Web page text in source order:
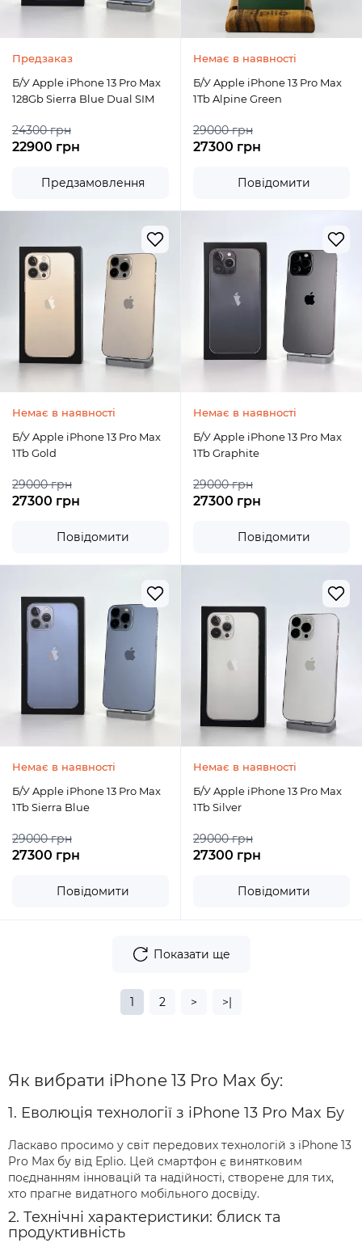
Предзаказ
Б/У Apple iPhone 13 Pro Max
128Gb Sierra Blue Dual SIM
24300 грн
22900 грн
Предзамовлення
Немає в наявності
Б/У Apple iPhone 13 Pro Max
1Tb Alpine Green
29000 грн
27300 грн
Повідомити
Немає в наявності
Б/У Apple iPhone 13 Pro Max
1Tb Gold
29000 грн
27300 грн
Повідомити
Немає в наявності
Б/У Apple iPhone 13 Pro Max
1Tb Graphite
29000 грн
27300 грн
Повідомити
Немає в наявності
Б/У Apple iPhone 13 Pro Max
1Tb Sierra Blue
29000 грн
27300 грн
Повідомити
Немає в наявності
Б/У Apple iPhone 13 Pro Max
1Tb Silver
29000 грн
27300 грн
Повідомити
Показати ще
1 2 > >|
Як вибрати iPhone 13 Pro Max бу:
1. Еволюція технології з iPhone 13 Pro Max Бу
Ласкаво просимо у світ передових технологій з iPhone 13
Pro Max бу від Eplio. Цей смартфон є винятковим
поєднанням інновацій та надійності, створене для тих,
хто прагне видатного мобільного досвіду.
2. Технічні характеристики: блиск та
продуктивність